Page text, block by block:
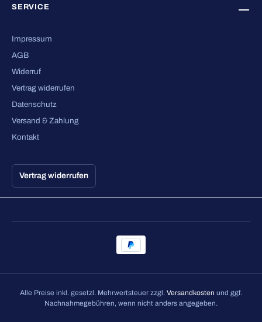
SERVICE
Impressum
AGB
Widerruf
Vertrag widerrufen
Datenschutz
Versand & Zahlung
Kontakt
Vertrag widerrufen
Alle Preise inkl. gesetzl. Mehrwertsteuer zzgl. Versandkosten und ggf.
Nachnahmegebühren, wenn nicht anders angegeben.